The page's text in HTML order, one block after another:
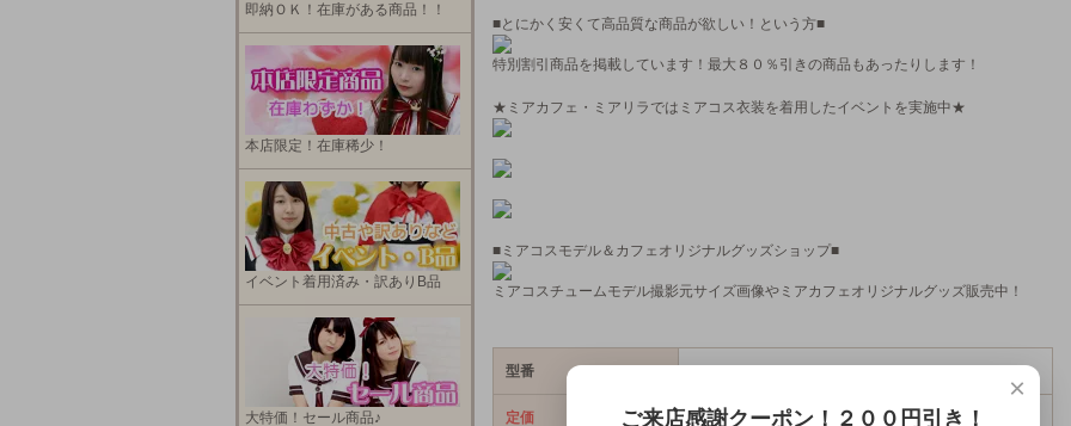
■とにかく安くて高品質な商品が欲しい！という方■
特別割引商品を掲載しています！最大８０％引きの商品もあったりします！
★ミアカフェ・ミアリラではミアコス衣装を着用したイベントを実施中★
■ミアコスモデル＆カフェオリジナルグッズショップ■
ミアコスチュームモデル撮影元サイズ画像やミアカフェオリジナルグッズ販売中！
型番
定価 1,980円(税込2,178円)
即納ＯＫ！在庫がある商品！！
本店限定！在庫稀少！
イベント着用済み・訳ありB品
大特価！セール商品♪
×
ご来店感謝クーポン！２００円引き！